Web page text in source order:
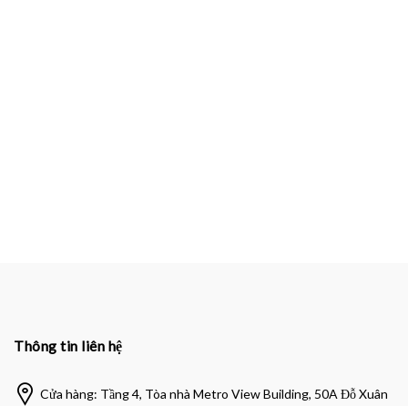
Thông tin liên hệ
Cửa hàng: Tầng 4, Tòa nhà Metro View Building, 50A Đỗ Xuân